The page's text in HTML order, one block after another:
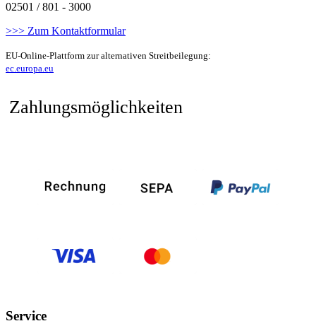
02501 / 801 - 3000
>>> Zum Kontaktformular
EU-Online-Plattform zur alternativen Streitbeilegung:
ec.europa.eu
Zahlungsmöglichkeiten
Service